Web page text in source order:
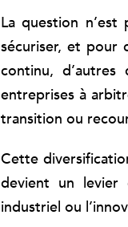
La question
sécuriser, et pour
continu,
entreprises à
transition ou
Cette
devient un levier
industriel ou